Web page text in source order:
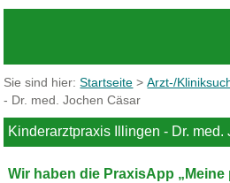
Sie sind hier:Startseite >Arzt-/
- Dr. med. Jochen Cäsar
Kinderarztpraxis Illingen - Dr. med.
Wir haben die PraxisApp